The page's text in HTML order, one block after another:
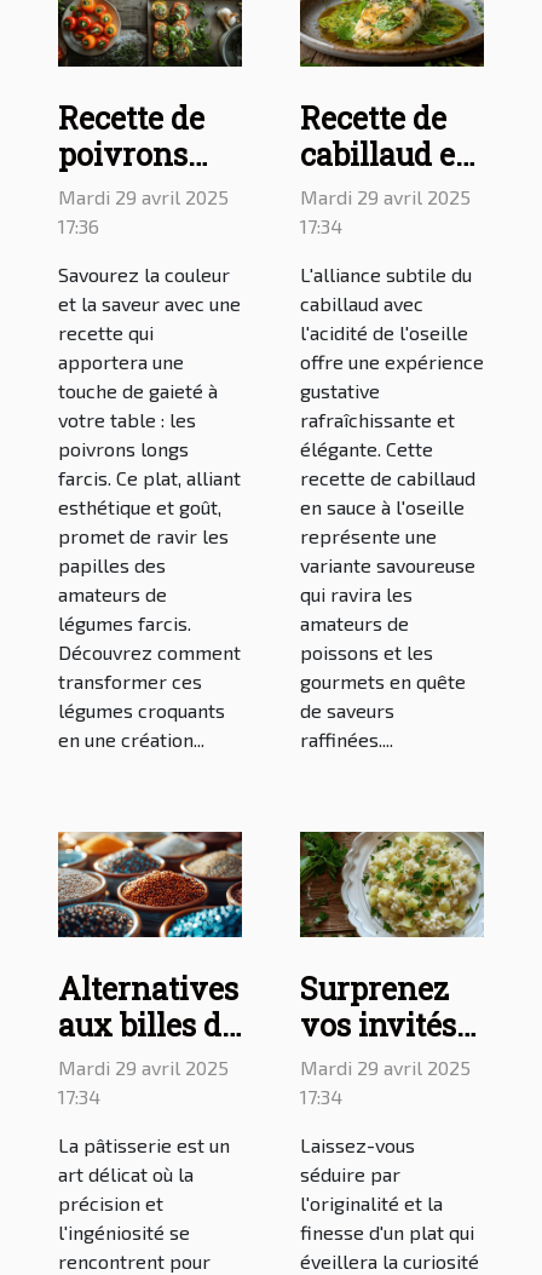
Recette de
poivrons
longs farcis
pour une
cuisine
colorée et
savoureuse
Mardi 29 avril 2025
17:36
Savourez la couleur
et la saveur avec une
recette qui
apportera une
touche de gaieté à
votre table : les
poivrons longs
farcis. Ce plat, alliant
esthétique et goût,
promet de ravir les
papilles des
amateurs de
légumes farcis.
Découvrez comment
transformer ces
légumes croquants
en une création...
Recette de
cabillaud en
sauce à
l'oseille : une
variante
savoureuse
du poisson à
l'oseille
Mardi 29 avril 2025
17:34
L'alliance subtile du
cabillaud avec
l'acidité de l'oseille
offre une expérience
gustative
rafraîchissante et
élégante. Cette
recette de cabillaud
en sauce à l'oseille
représente une
variante savoureuse
qui ravira les
amateurs de
poissons et les
gourmets en quête
de saveurs
raffinées....
Alternatives
aux billes de
cuisson :
quelles
solutions
pour les
remplacer ?
Mardi 29 avril 2025
17:34
La pâtisserie est un
art délicat où la
précision et
l'ingéniosité se
rencontrent pour
Surprenez
vos invités
avec un
délicieux
risotto de
céleri rave
Mardi 29 avril 2025
17:34
Laissez-vous
séduire par
l'originalité et la
finesse d'un plat qui
éveillera la curiosité